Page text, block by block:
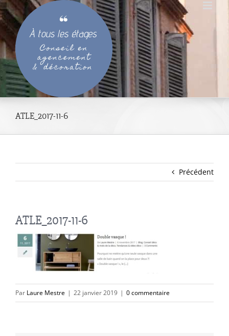
Passer
au
contenu
ATLE_2017-11-6
Précédent
ATLE_2017-11-6
Par Laure Mestre | 22 janvier 2019 | 0 commentaire